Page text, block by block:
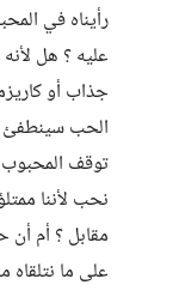
رأيناه في
عليه ؟ هل
جذاب أو
الحب سينطفئ
توقف
نحب لأننا
مقابل ؟ أم
على ما نتلقاه